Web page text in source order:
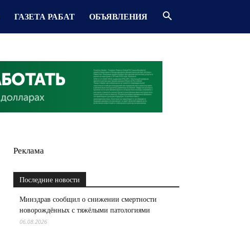
ГАЗЕТА РАБАТ ОБЪЯВЛЕНИЯ
Реклама
Последние новости
Минздрав сообщил о снижении смертности
новорождённых с тяжёлыми патологиями
06.08.2026